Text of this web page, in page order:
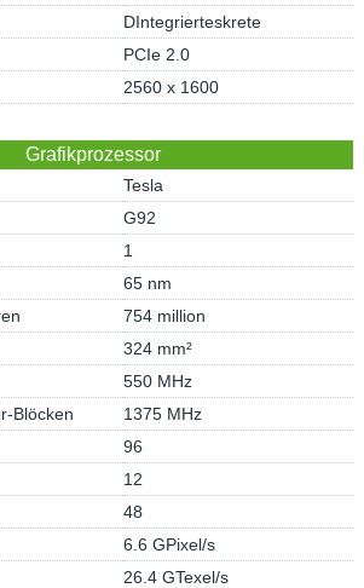
DIntegrierteskrete
PCIe 2.0
2560 x 1600
Grafikprozessor
Tesla
G92
1
65 nm
754 million
324 mm²
550 MHz
Blöcken
1375 MHz
96
12
48
6.6 GPixel/s
26.4 GTexel/s